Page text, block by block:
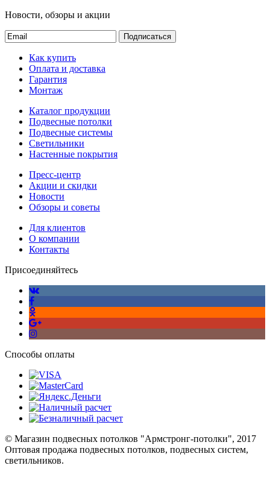
Новости, обзоры и акции
Подписаться
Как купить
Оплата и доставка
Гарантия
Монтаж
Каталог продукции
Подвесные потолки
Подвесные системы
Светильники
Настенные покрытия
Пресс-центр
Акции и скидки
Новости
Обзоры и советы
Для клиентов
О компании
Контакты
Присоединяйтесь
Способы оплаты
© Магазин подвесных потолков "Армстронг-потолки", 2017
Оптовая продажа подвесных потолков, подвесных систем,
светильников.